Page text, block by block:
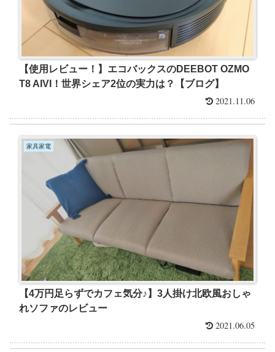
【使用レビュー！】エコバックスのDEEBOT OZMO
T8 AIVI！世界シェア2位の実力は？【ブログ】
2021.11.06
家具家電
【4万円足らずでカフェ気分♪】3人掛け北欧風おしゃ
れソファのレビュー
2021.06.05